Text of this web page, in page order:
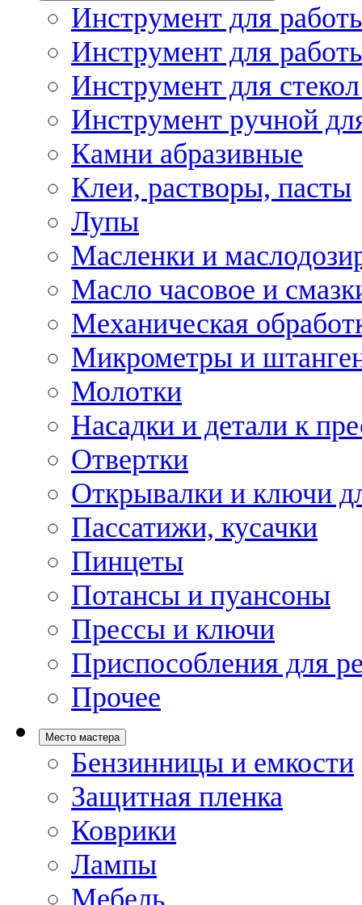
Инструмент для
Инструмент для
Инструмент для
Инструмент ручной
Камни абразивные
Клеи, растворы, пасты
Лупы
Масленки и
Масло часовое и
Механическая
Микрометры и
Молотки
Насадки и детали к
Отвертки
Открывалки и ключи
Пассатижи, кусачки
Пинцеты
Потансы и пуансоны
Прессы и ключи
Приспособления для
Прочее
Место мастера
Бензинницы и емкости
Защитная пленка
Коврики
Лампы
Мебель